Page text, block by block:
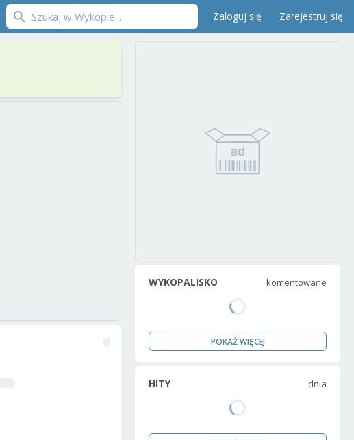
Zaloguj się Zarejestruj się
WYKOPALISKO komentowane
POKAŻ WIĘCEJ
HITY dnia